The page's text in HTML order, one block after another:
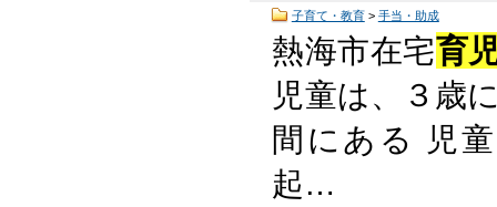
子育て・教育> 手当・助成
熱海市在宅育
児童は、３歳
間にある 児
起…